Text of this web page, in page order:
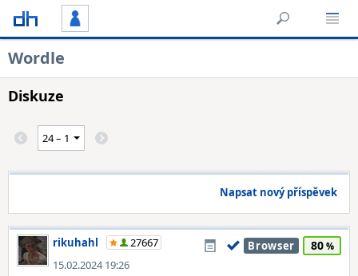
Wordle
Diskuze
Napsat nový příspěvek
rikuhahl
27667
15.02.2024 19:26
Browser 80